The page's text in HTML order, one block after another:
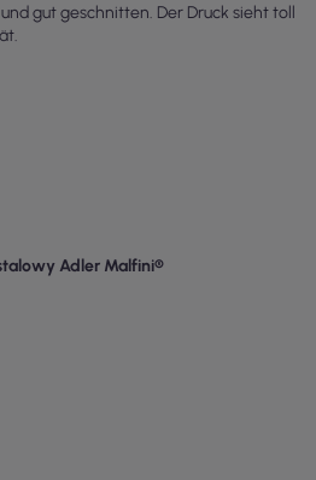
gut geschnitten. Der Druck sieht toll
Adler Malfini®